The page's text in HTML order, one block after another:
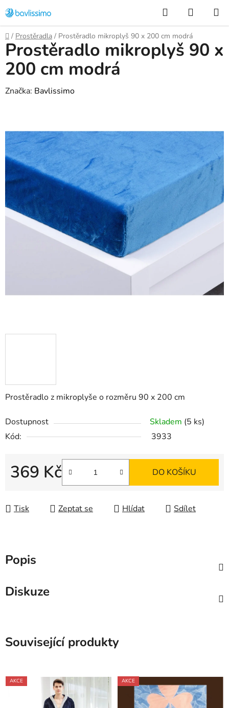
na
obsah
Hledat
KOŠÍK
Domů
/ Prostěradla / Prostěradlo mikroplyš 90 x 200 cm modrá
Prostěradlo z mikroplyše o rozměru 90 x 200 cm
Dostupnost Skladem (5 ks)
Kód:
3933
369 Kč DO KOŠÍKU
Tisk Zeptat se Hlídat Sdílet
Prostěradlo mikroplyš 90 x
200 cm modrá
Značka: Bavlissimo
Popis
Diskuze
Související produkty
AKCE AKCE